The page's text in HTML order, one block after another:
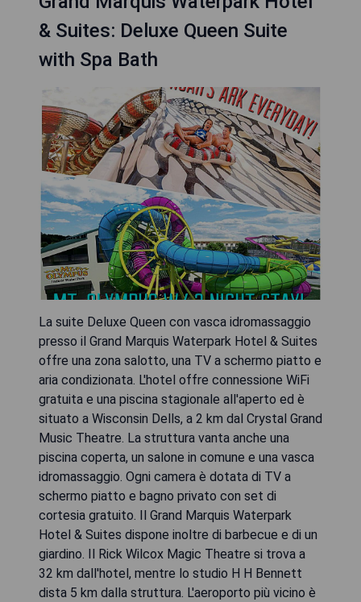
& Suites: Deluxe Queen Suite
with Spa Bath
La suite Deluxe Queen con vasca idromassaggio
presso il Grand Marquis Waterpark Hotel & Suites
offre una zona salotto, una TV a schermo piatto e
aria condizionata. L'hotel offre connessione WiFi
gratuita e una piscina stagionale all'aperto ed è
situato a Wisconsin Dells, a 2 km dal Crystal Grand
Music Theatre. La struttura vanta anche una
piscina coperta, un salone in comune e una vasca
idromassaggio. Ogni camera è dotata di TV a
schermo piatto e bagno privato con set di
cortesia gratuito. Il Grand Marquis Waterpark
Hotel & Suites dispone inoltre di barbecue e di un
giardino. Il Rick Wilcox Magic Theatre si trova a
32 km dall'hotel, mentre lo studio H H Bennett
dista 5 km dalla struttura. L'aeroporto più vicino è